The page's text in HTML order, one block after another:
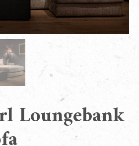
Loungebank